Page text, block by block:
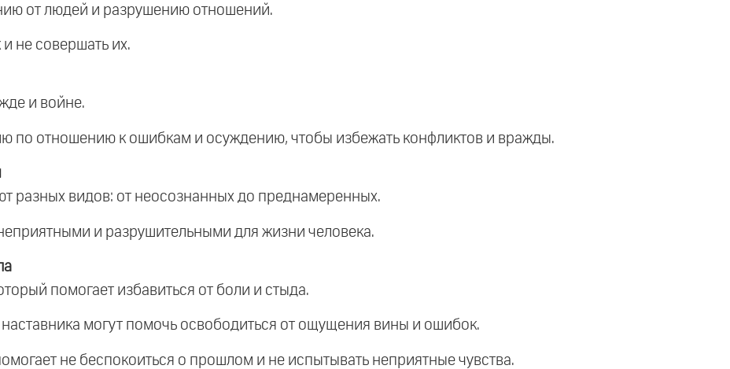
от людей и разрушению отношений.
не совершать их.
и войне.
по отношению к ошибкам и осуждению, чтобы избежать конфликтов и вражды.
разных видов: от неосознанных до преднамеренных.
и разрушительными для жизни человека.
помогает избавиться от боли и стыда.
наставника могут помочь освободиться от ощущения вины и ошибок.
не беспокоиться о прошлом и не испытывать неприятные чувства.